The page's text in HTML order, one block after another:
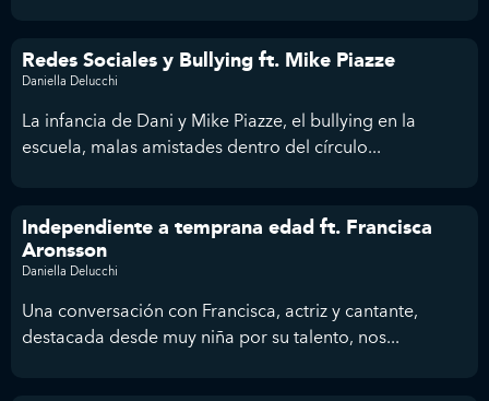
Redes Sociales y Bullying ft. Mike Piazze
Daniella Delucchi
La infancia de Dani y Mike Piazze, el bullying en la
escuela, malas amistades dentro del círculo...
Independiente a temprana edad ft. Francisca
Aronsson
Daniella Delucchi
Una conversación con Francisca, actriz y cantante,
destacada desde muy niña por su talento, nos...